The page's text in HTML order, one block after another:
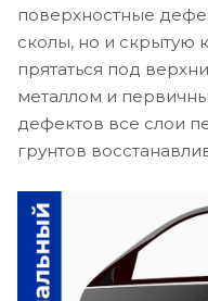
поверхностные
сколы, но и скрытую
прятаться под
металлом и
дефектов все слои
грунтов